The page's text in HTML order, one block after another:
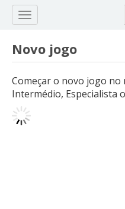
Novo jogo
Começar o novo jogo no
Intermédio, Especialista